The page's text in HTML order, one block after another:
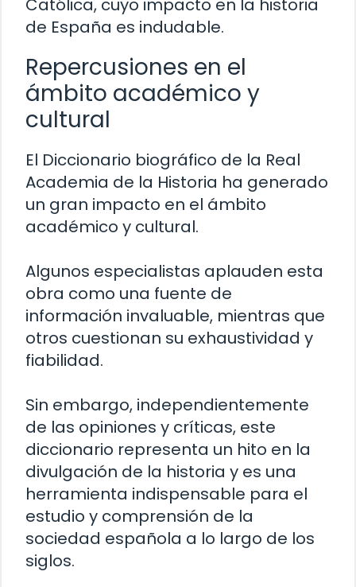
Católica, cuyo impacto en la historia
de España es indudable.
Repercusiones en el
ámbito académico y
cultural
El Diccionario biográfico de la Real
Academia de la Historia ha generado
un gran impacto en el ámbito
académico y cultural.
Algunos especialistas aplauden esta
obra como una fuente de
información invaluable, mientras que
otros cuestionan su exhaustividad y
fiabilidad.
Sin embargo, independientemente
de las opiniones y críticas, este
diccionario representa un hito en la
divulgación de la historia y es una
herramienta indispensable para el
estudio y comprensión de la
sociedad española a lo largo de los
siglos.